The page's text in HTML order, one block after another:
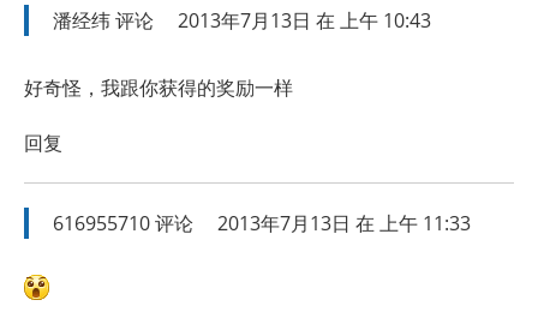
潘经纬评论 2013年7月13日 在 上午 10:43
好奇怪，我跟你获得的奖励一样
回复
616955710评论 2013年7月13日 在 上午 11:33